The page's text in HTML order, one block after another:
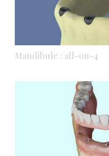
Mandibule : all-on-4